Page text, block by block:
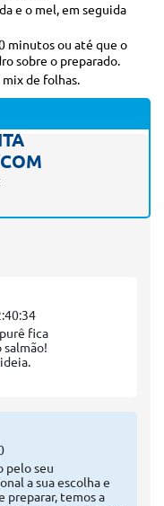
e o mel, em seguida
minutos ou até que o
sobre o preparado.
mix de folhas.
fica
pelo seu
a sua escolha e
preparar, temos a